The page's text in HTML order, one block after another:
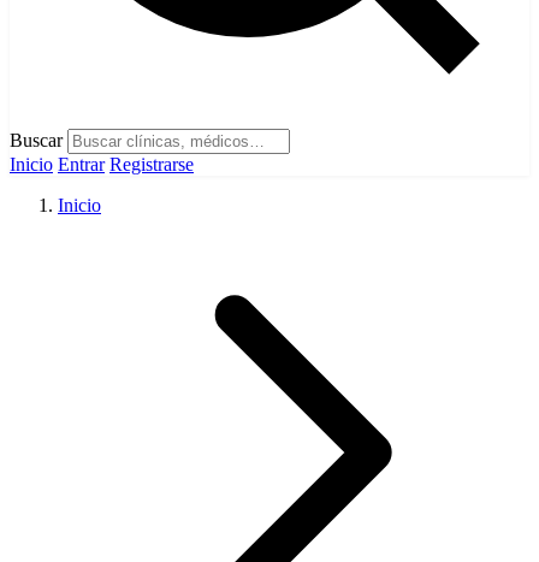
Buscar
Inicio Entrar Registrarse
Inicio